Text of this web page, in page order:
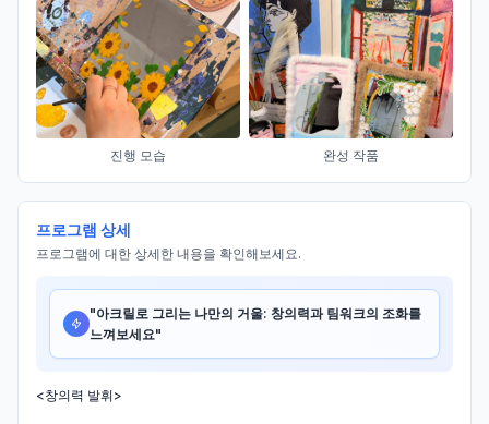
진행 모습 완성 작품
프로그램 상세
프로그램에 대한 상세한 내용을 확인해보세요.
"아크릴로 그리는 나만의 거울: 창의력과 팀워크의 조화를
느껴보세요"
<창의력 발휘>